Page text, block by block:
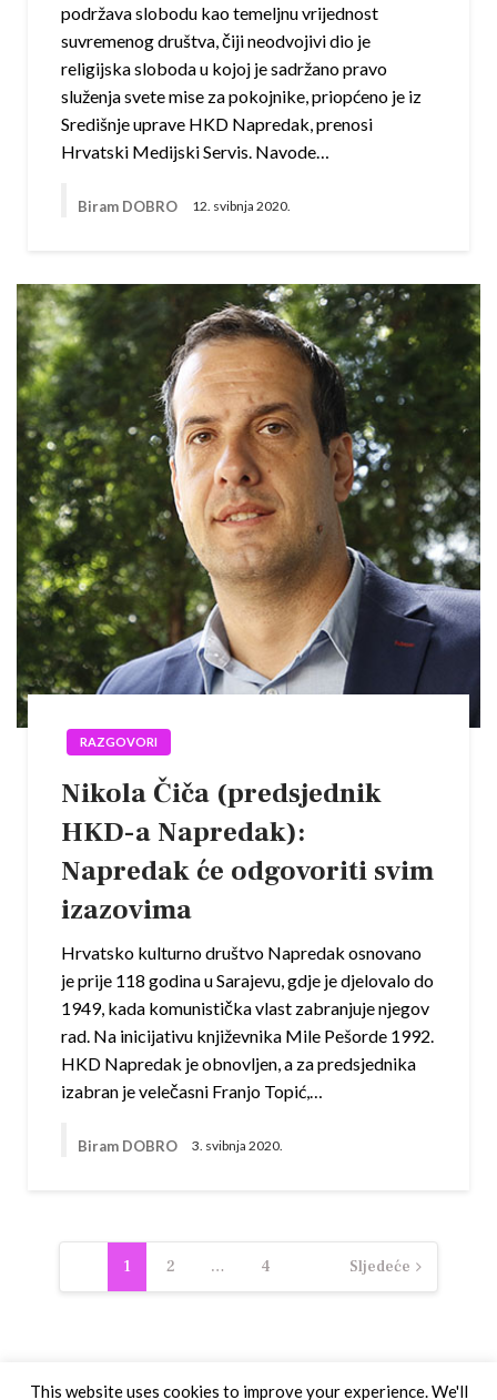
podržava slobodu kao temeljnu vrijednost
suvremenog društva, čiji neodvojivi dio je
religijska sloboda u kojoj je sadržano pravo
služenja svete mise za pokojnike, priopćeno je iz
Središnje uprave HKD Napredak, prenosi
Hrvatski Medijski Servis. Navode…
Biram DOBRO 12. svibnja 2020.
RAZGOVORI
Nikola Čiča (predsjednik
HKD-a Napredak):
Napredak će odgovoriti svim
izazovima
Hrvatsko kulturno društvo Napredak osnovano
je prije 118 godina u Sarajevu, gdje je djelovalo do
1949, kada komunistička vlast zabranjuje njegov
rad. Na inicijativu književnika Mile Pešorde 1992.
HKD Napredak je obnovljen, a za predsjednika
izabran je velečasni Franjo Topić,…
Biram DOBRO 3. svibnja 2020.
Navigacija
objava
1 2 … 4 Sljedeće
This website uses cookies to improve your experience. We'll